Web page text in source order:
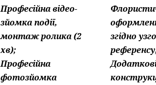
Професійна відео-
зйомка події,
монтаж ролика (2
хв);
Професійна
фотозйомка
згідно